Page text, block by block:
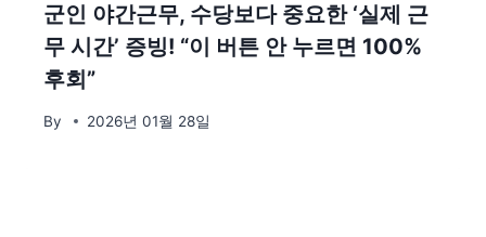
군인 야간근무, 수당보다 중요한 ‘실제 근
무 시간’ 증빙! “이 버튼 안 누르면 100%
후회”
By 2026년 01월 28일